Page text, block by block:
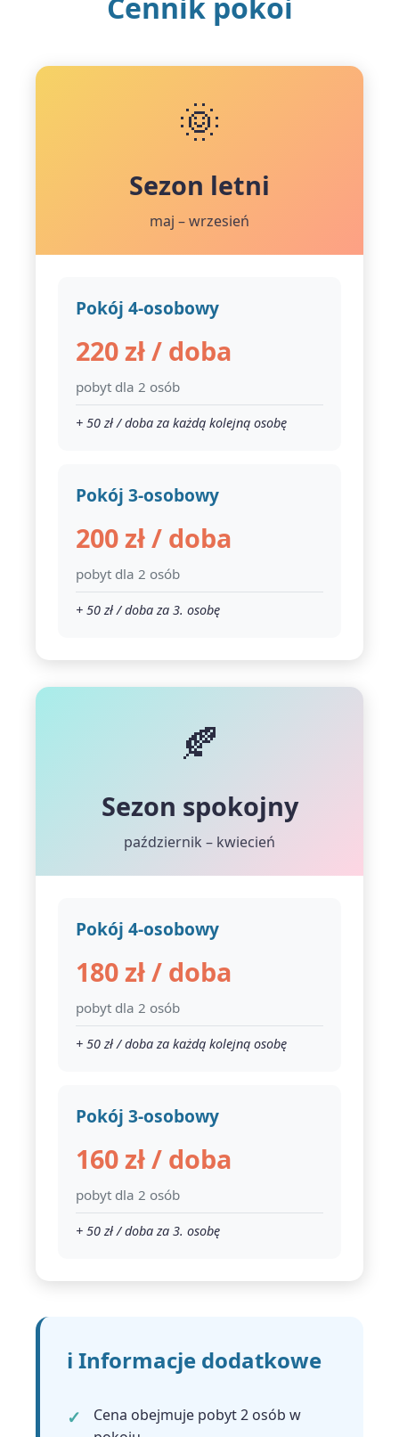
Cennik pokoi
🌞
Sezon letni
maj – wrzesień
Pokój 4-osobowy
220 zł / doba
pobyt dla 2 osób
+ 50 zł / doba za każdą kolejną osobę
Pokój 3-osobowy
200 zł / doba
pobyt dla 2 osób
+ 50 zł / doba za 3. osobę
🍂
Sezon spokojny
październik – kwiecień
Pokój 4-osobowy
180 zł / doba
pobyt dla 2 osób
+ 50 zł / doba za każdą kolejną osobę
Pokój 3-osobowy
160 zł / doba
pobyt dla 2 osób
+ 50 zł / doba za 3. osobę
ℹ️ Informacje dodatkowe
Cena obejmuje pobyt 2 osób w